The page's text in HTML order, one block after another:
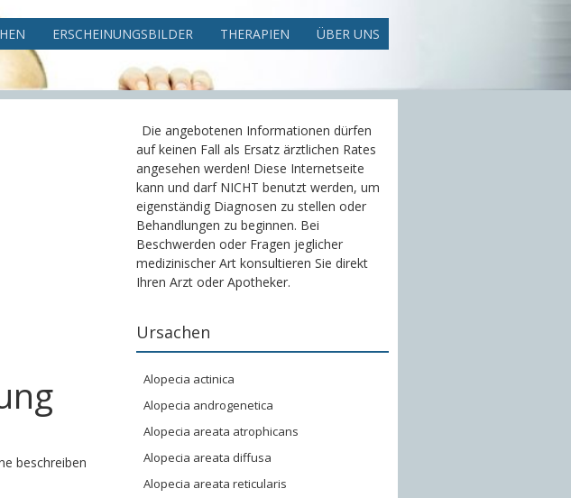
ERSCHEINUNGSBILDER THERAPIEN ÜBER UNS
beschreiben
Die angebotenen Informationen dürfen
auf keinen Fall als Ersatz ärztlichen Rates
angesehen werden! Diese Internetseite
kann und darf NICHT benutzt werden, um
eigenständig Diagnosen zu stellen oder
Behandlungen zu beginnen. Bei
Beschwerden oder Fragen jeglicher
medizinischer Art konsultieren Sie direkt
Ihren Arzt oder Apotheker.
Ursachen
Alopecia actinica
Alopecia androgenetica
Alopecia areata atrophicans
Alopecia areata diffusa
Alopecia areata reticularis